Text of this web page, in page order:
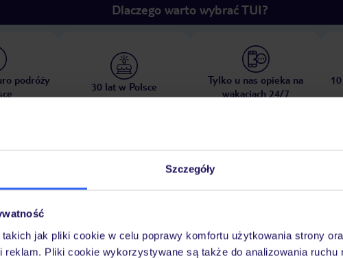
Szczegóły
jak pliki cookie w celu poprawy komfortu użytkowania strony
reklam. Pliki cookie wykorzystywane są także do analizowania ruchu
Dlaczego warto wybrać TUI?
podróży
30 lat w Polsce
Tylko u nas opieka na
wakacjach 24/7
Wyżywienie Ważne
Muzyka na żywo Pokazy